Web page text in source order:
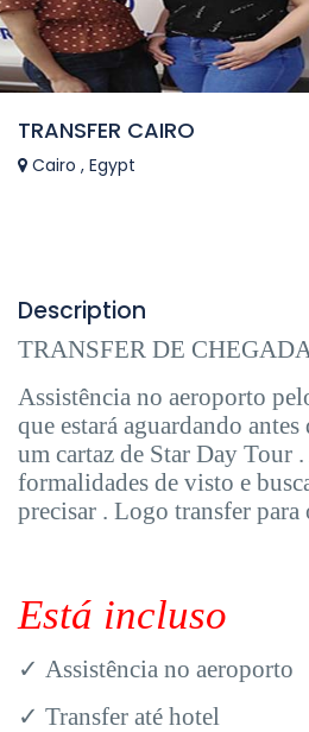
TRANSFER CAIRO
Cairo , Egypt
Description
TRANSFER DE
Assistência no aeroporto
que estará aguardando
um cartaz de Star Day Tour
formalidades de visto e
precisar . Logo transfer para
Está incluso
✓ Assistência no aeroporto
✓ Transfer até hotel